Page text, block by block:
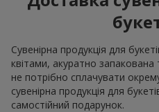
Сувенірна продукція для
квітами, акуратно
не потрібно сплачувати
сувенірна продукція для
самостійний подарунок.